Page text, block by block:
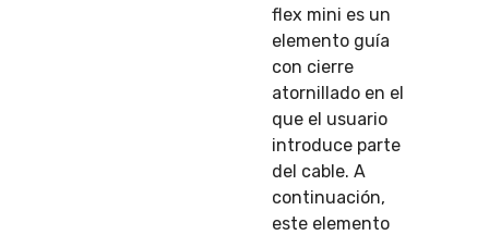
flex mini es un
elemento guía
con cierre
atornillado en el
que el usuario
introduce parte
del cable. A
continuación,
este elemento